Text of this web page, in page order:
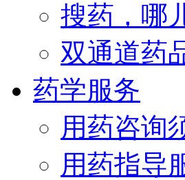
搜药，哪
双通道药
药学服务
用药咨询
用药指导